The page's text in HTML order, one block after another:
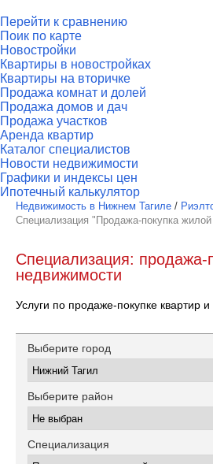
Перейти к сравнению
Поик по карте
Новостройки
Квартиры в новостройках
Квартиры на вторичке
Продажа комнат и долей
Продажа домов и дач
Продажа участков
Аренда квартир
Каталог специалистов
Новости недвижимости
Графики и индексы цен
Ипотечный калькулятор
Недвижимость в Нижнем Тагиле /
Специализация "Продажа-покупка
Специализация: продажа-
недвижимости
Услуги по продаже-покупке квартир
Выберите город
Выберите район
Специализация